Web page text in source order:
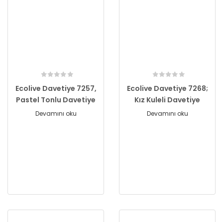
Ecolive Davetiye 7257,
Pastel Tonlu Davetiye
Devamını oku
Ecolive Davetiye 7268;
Kız Kuleli Davetiye
Devamını oku